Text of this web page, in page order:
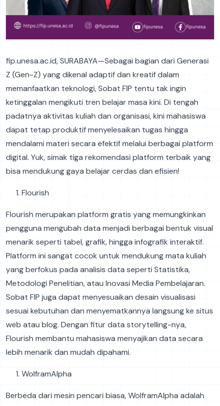
fip.unesa.ac.id, SURABAYA—Sebagai bagian dari Generasi
Z (Gen-Z) yang dikenal adaptif dan kreatif dalam
memanfaatkan teknologi, Sobat FIP tentu tak ingin
ketinggalan mengikuti tren belajar masa kini. Di tengah
padatnya aktivitas kuliah dan organisasi, kini mahasiswa
dapat tetap produktif menyelesaikan tugas hingga
mendalami materi secara efektif melalui berbagai platform
digital. Yuk, simak tiga rekomendasi platform terbaik yang
bisa mendukung gaya belajar cerdas dan efisien!
Flourish
Flourish merupakan platform gratis yang memungkinkan
pengguna mengubah data menjadi berbagai bentuk visual
menarik seperti tabel, grafik, hingga infografik interaktif.
Platform ini sangat cocok untuk mendukung mata kuliah
yang berfokus pada analisis data seperti Statistika,
Metodologi Penelitian, atau Inovasi Media Pembelajaran.
Sobat FIP juga dapat menyesuaikan desain visualisasi
sesuai kebutuhan dan menyematkannya langsung ke situs
web atau blog. Dengan fitur data storytelling-nya,
Flourish membantu mahasiswa menyajikan data secara
lebih menarik dan mudah dipahami.
WolframAlpha
Berbeda dari mesin pencari biasa, WolframAlpha adalah